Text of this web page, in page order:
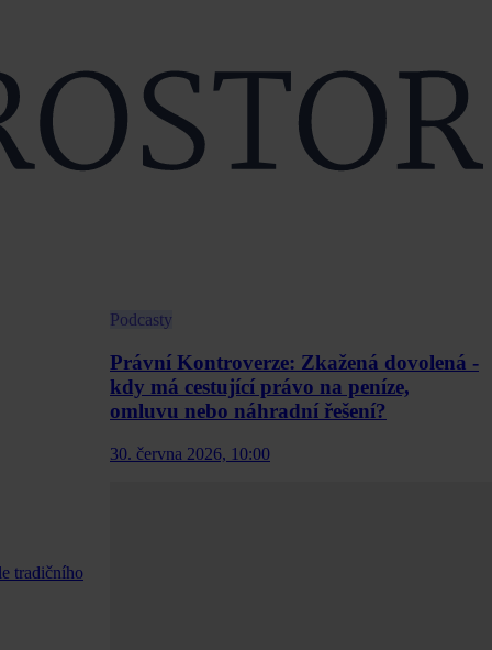
tradičního
Podcasty
Právní Kontroverze: Zkažená dovolená -
kdy má cestující právo na peníze,
omluvu nebo náhradní řešení?
30. června 2026, 10:00